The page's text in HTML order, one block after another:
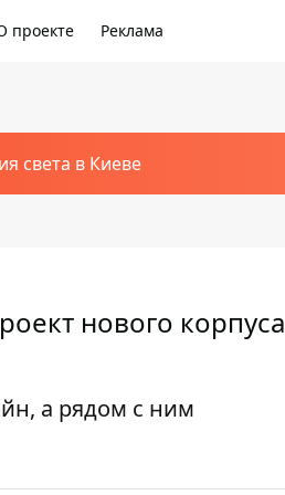
проекте Реклама
света в Киеве
нового корпуса
а рядом с ним